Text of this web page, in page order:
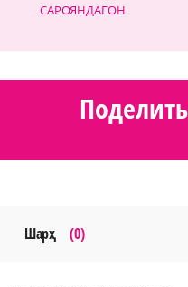
САРОЯНДАГОН
Шарҳ (0)